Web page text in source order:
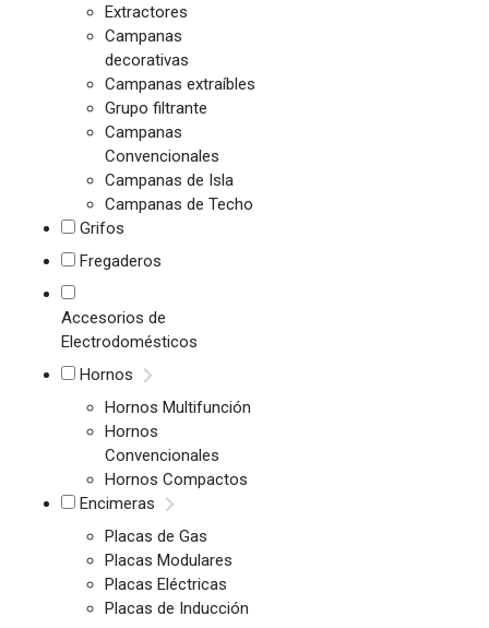
Extractores
Campanas
decorativas
Campanas extraíbles
Grupo filtrante
Campanas
Convencionales
Campanas de Isla
Campanas de Techo
Grifos
Fregaderos
Accesorios de
Electrodomésticos
Hornos
Hornos Multifunción
Hornos
Convencionales
Hornos Compactos
Encimeras
Placas de Gas
Placas Modulares
Placas Eléctricas
Placas de Inducción